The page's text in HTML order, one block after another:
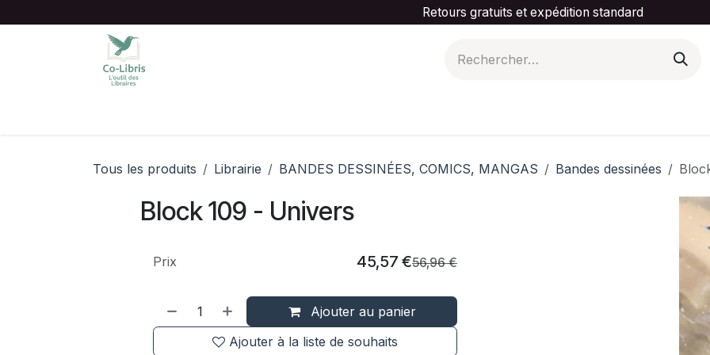
Retours gratuits et expédition standard
Tous les produits Librairie BANDES DESSINÉES, COMICS, MANGAS Bandes dessinées
Block 109 - Univers
Ajouter au panier
Ajouter à la liste de souhaits
Prix 45,57 €56,96€